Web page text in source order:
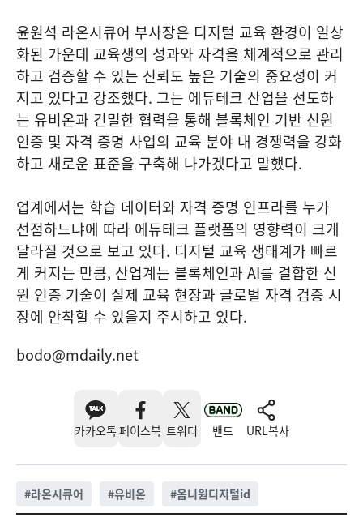
윤원석 라온시큐어 부사장은 디지털 교육 환경이 일상
화된 가운데 교육생의 성과와 자격을 체계적으로 관리
하고 검증할 수 있는 신뢰도 높은 기술의 중요성이 커
지고 있다고 강조했다. 그는 에듀테크 산업을 선도하
는 유비온과 긴밀한 협력을 통해 블록체인 기반 신원
인증 및 자격 증명 사업의 교육 분야 내 경쟁력을 강화
하고 새로운 표준을 구축해 나가겠다고 말했다.
업계에서는 학습 데이터와 자격 증명 인프라를 누가
선점하느냐에 따라 에듀테크 플랫폼의 영향력이 크게
달라질 것으로 보고 있다. 디지털 교육 생태계가 빠르
게 커지는 만큼, 산업계는 블록체인과 AI를 결합한 신
원 인증 기술이 실제 교육 현장과 글로벌 자격 검증 시
장에 안착할 수 있을지 주시하고 있다.
bodo@mdaily.net
카카오톡 페이스북 트위터 밴드 URL복사
#라온시큐어 #유비온 #옴니원디지털id